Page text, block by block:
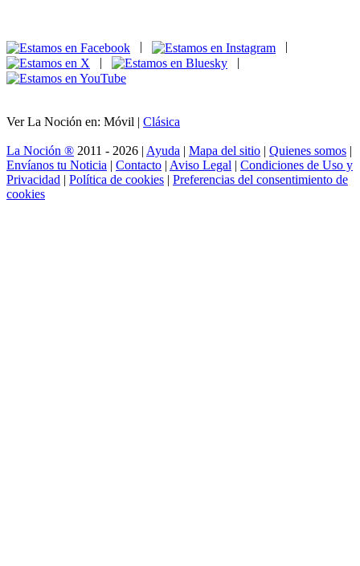
|
|
Ver La Noción en: Móvil | Clásica
La Noción ® 2011 - 2026 | Ayuda | Mapa del sitio | Quienes somos |
Envíanos tu Noticia | Contacto | Aviso Legal | Condiciones de Uso y
Privacidad | Política de cookies | Preferencias del consentimiento de
cookies